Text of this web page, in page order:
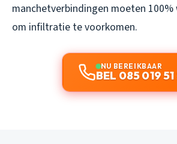
manchetverbindingen moeten
om infiltratie te voorkomen.
NU BEREIKBAAR
BEL 085 019